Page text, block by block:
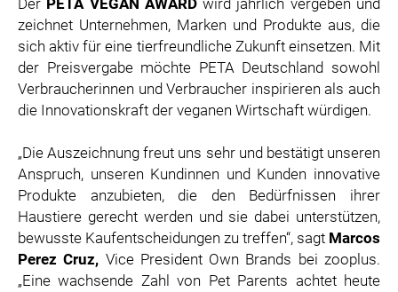
Der PETA VEGAN AWARDwird jährlich vergeben und
zeichnet Unternehmen, Marken und Produkte aus, die
sich aktiv für eine tierfreundliche Zukunft einsetzen. Mit
der Preisvergabe möchte PETA Deutschland sowohl
Verbraucherinnen und Verbraucher inspirieren als auch
die Innovationskraft der veganen Wirtschaft würdigen.
„Die Auszeichnung freut uns sehr und bestätigt unseren
Anspruch, unseren Kundinnen und Kunden innovative
Produkte anzubieten, die den Bedürfnissen ihrer
Haustiere gerecht werden und sie dabei unterstützen,
bewusste Kaufentscheidungen zu treffen“, sagt Marcos
Perez Cruz, Vice President Own Brands bei zooplus.
„Eine wachsende Zahl von Pet Parents achtet heute